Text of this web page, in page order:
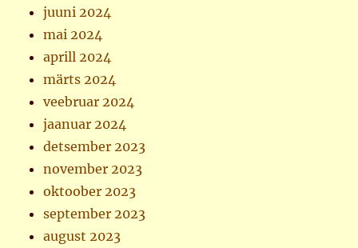
juuni 2024
mai 2024
aprill 2024
märts 2024
veebruar 2024
jaanuar 2024
detsember 2023
november 2023
oktoober 2023
september 2023
august 2023